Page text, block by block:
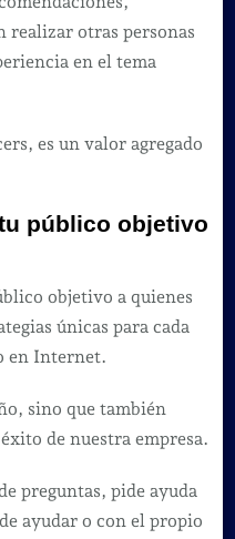
realizar otras personas
en el tema
es un valor agregado
público objetivo
objetivo a quienes
únicas para cada
en Internet.
sino que también
de nuestra empresa.
preguntas, pide ayuda
ayudar o con el propio